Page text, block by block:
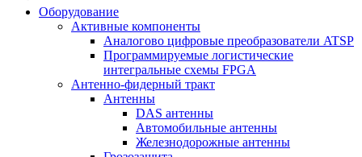
Оборудование
Активные компоненты
Аналогово цифровые преобразователи ATSP
Программируемые логистические
интегральные схемы FPGA
Антенно-фидерный тракт
Антенны
DAS антенны
Автомобильные антенны
Железнодорожные антенны